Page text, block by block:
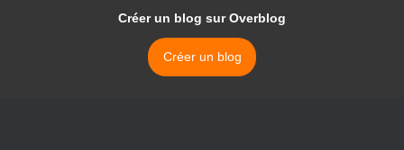
Créer un blog sur Overblog
Créer un blog